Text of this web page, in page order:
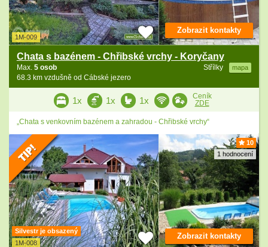
1M-009
Chata s bazénem - Chřibské vrchy - Koryčany
Střílky mapa
Max. 5 osob
68.3 km vzdušně od Cábské jezero
Zobrazit kontakty
1x 1x 1x
Ceník
ZDE
„Chata s venkovním bazénem a zahradou - Chřibské vrchy“
10
1 hodnocení
Silvestr je obsazený
1M-008
Zobrazit kontakty